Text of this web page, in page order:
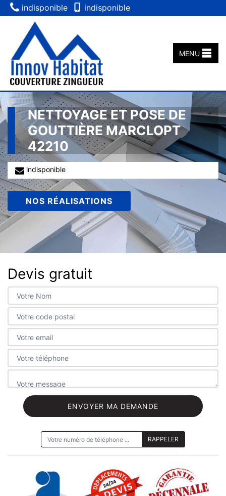
indisponible indisponible
MENU
NETTOYAGE ET POSE DE
GOUTTIÈRE MARCLOPT
42210
indisponible
NOS RÉALISATIONS
Devis gratuit